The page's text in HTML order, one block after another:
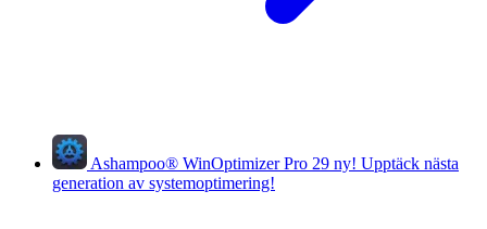
Ashampoo® WinOptimizer Pro 29 ny! Upptäck nästa
generation av systemoptimering!